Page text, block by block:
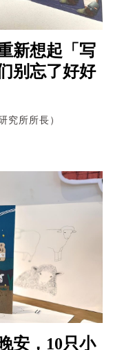
新想起「写
别忘了好好
究所所長）
安，10只小